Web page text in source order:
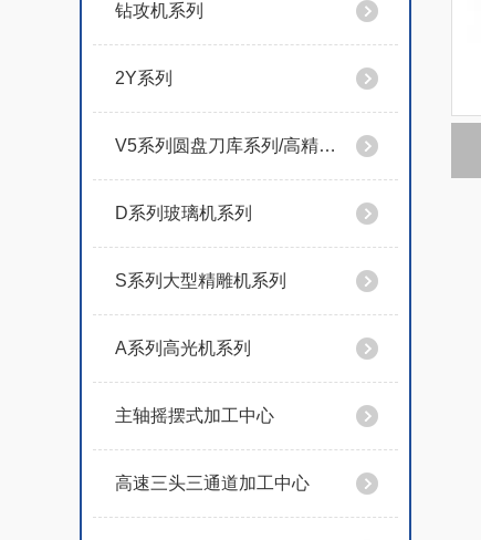
钻攻机系列
2Y系列
V5系列圆盘刀库系列/高精度/速度快
D系列玻璃机系列
S系列大型精雕机系列
A系列高光机系列
主轴摇摆式加工中心
高速三头三通道加工中心